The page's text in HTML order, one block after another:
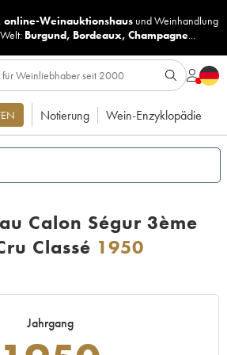
online-Weinauktionshaus undWeinhandlung
Burgund, Bordeaux, Champagne...
Notierung Wein-Enzyklopädie
Calon Ségur 3ème
Classé 1950
Jahrgang